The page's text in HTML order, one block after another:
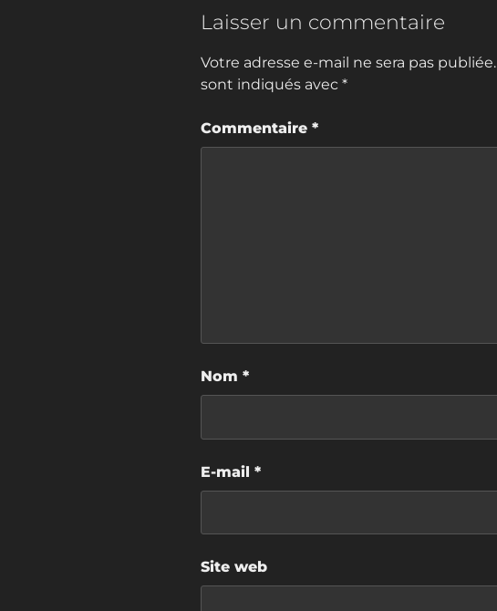
Laisser un commentaire
Votre adresse e-mail ne sera pas publiée.
sont indiqués avec *
Commentaire *
Nom *
E-mail *
Site web